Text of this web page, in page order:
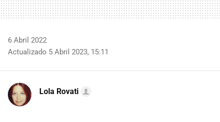
6 Abril 2022
Actualizado 5 Abril 2023, 15:11
Lola Rovati